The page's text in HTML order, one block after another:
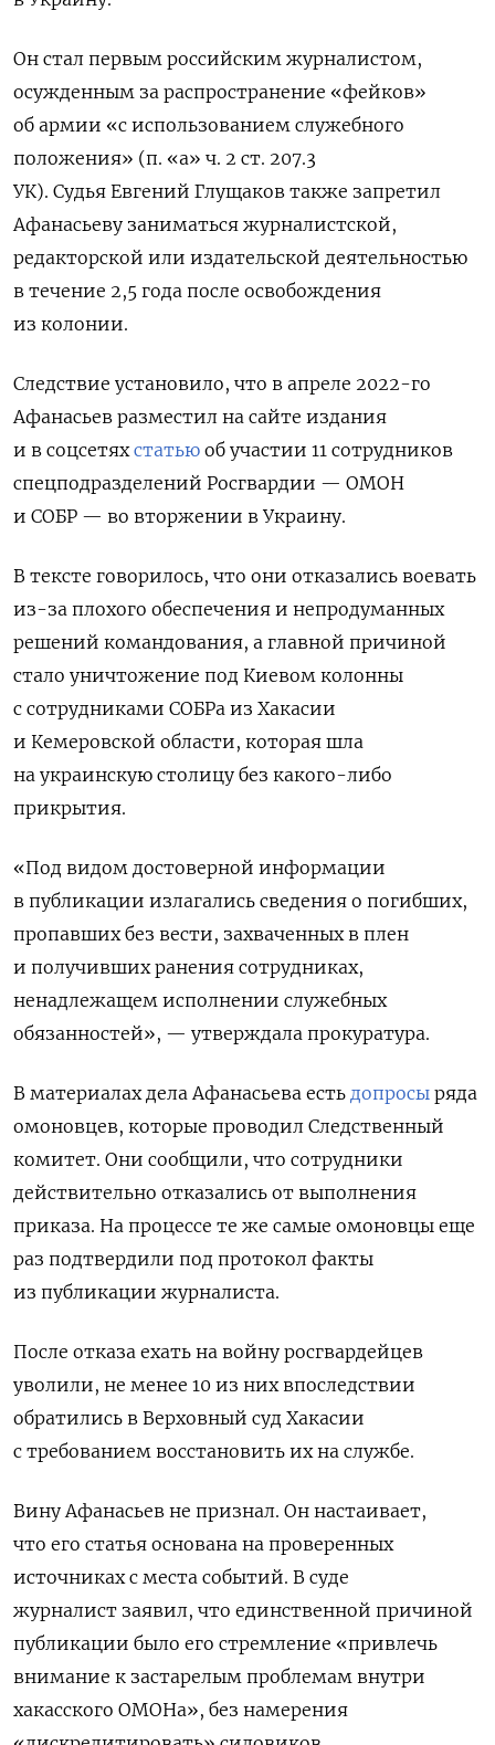
Он стал первым российским журналистом,
осужденным за распространение «фейков»
об армии «с использованием служебного
положения» (п. «а» ч. 2 ст. 207.3
УК). Судья Евгений Глущаков также запретил
Афанасьеву заниматься журналистской,
редакторской или издательской деятельностью
в течение 2,5 года после освобождения
из колонии.
Следствие установило, что в апреле 2022-го
Афанасьев разместил на сайте издания
и в соцсетяхстатью об участии 11 сотрудников
спецподразделений Росгвардии — ОМОН
и СОБР — во вторжении в Украину.
В тексте говорилось, что они отказались воевать
из-за плохого обеспечения и непродуманных
решений командования, а главной причиной
стало уничтожение под Киевом колонны
с сотрудниками СОБРа из Хакасии
и Кемеровской области, которая шла
на украинскую столицу без какого-либо
прикрытия.
«Под видом достоверной информации
в публикации излагались сведения о погибших,
пропавших без вести, захваченных в плен
и получивших ранения сотрудниках,
ненадлежащем исполнении служебных
обязанностей», — утверждала прокуратура.
В материалах дела Афанасьева есть допросы ряда
омоновцев, которые проводил Следственный
комитет. Они сообщили, что сотрудники
действительно отказались от выполнения
приказа. На процессе те же самые омоновцы еще
раз подтвердили под протокол факты
из публикации журналиста.
После отказа ехать на войну росгвардейцев
уволили, не менее 10 из них впоследствии
обратились в Верховный суд Хакасии
с требованием восстановить их на службе.
Вину Афанасьев не признал. Он настаивает,
что его статья основана на проверенных
источниках с места событий. В суде
журналист заявил, что единственной причиной
публикации было его стремление «привлечь
внимание к застарелым проблемам внутри
хакасского ОМОНа», без намерения